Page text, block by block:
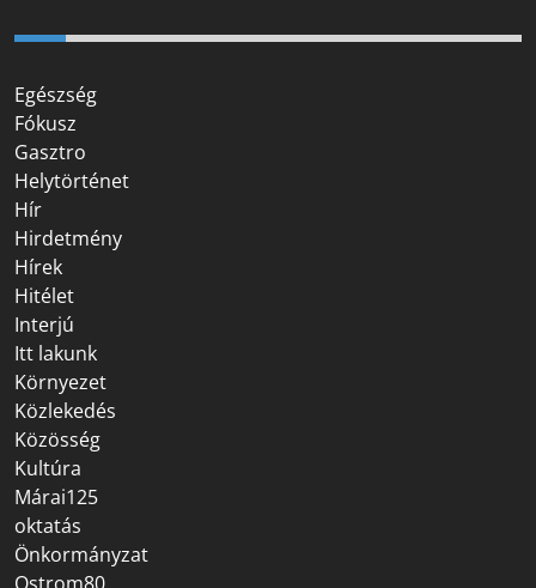
Egészség
Fókusz
Gasztro
Helytörténet
Hír
Hirdetmény
Hírek
Hitélet
Interjú
Itt lakunk
Környezet
Közlekedés
Közösség
Kultúra
Márai125
oktatás
Önkormányzat